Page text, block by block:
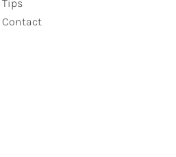
Tips
Contact